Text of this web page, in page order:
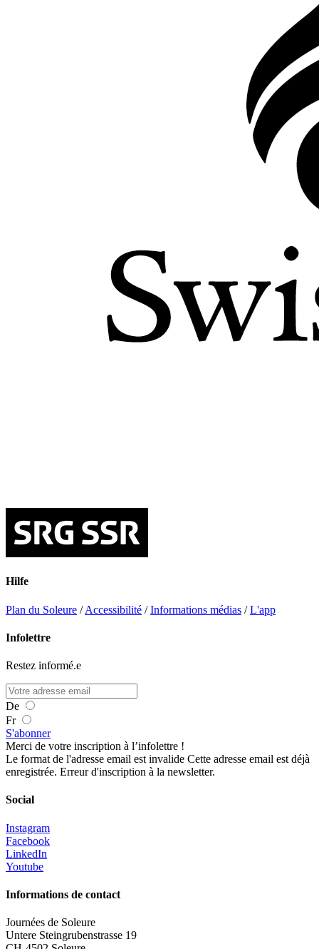
Hilfe
Plan du Soleure /Accessibilité /Informations médias /L'app
Infolettre
Restez informé.e
De
Fr
S'abonner
Merci de votre inscription à l’infolettre !
Le format de l'adresse email est invalide Cette adresse email est déjà
enregistrée. Erreur d'inscription à la newsletter.
Social
Instagram
Facebook
LinkedIn
Youtube
Informations de contact
Journées de Soleure
Untere Steingrubenstrasse 19